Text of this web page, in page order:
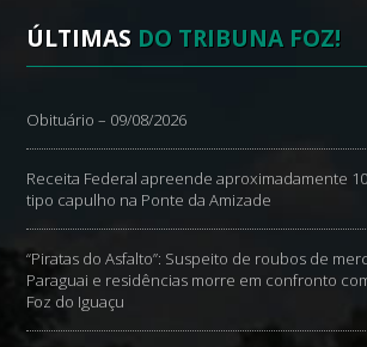
ÚLTIMAS DO TRIBUNA FOZ!
Obituário – 09/08/2026
Receita Federal apreende aproximadamente
tipo capulho na Ponte da Amizade
“Piratas do Asfalto”: Suspeito de roubos de
Paraguai e residências morre em confronto
Foz do Iguaçu